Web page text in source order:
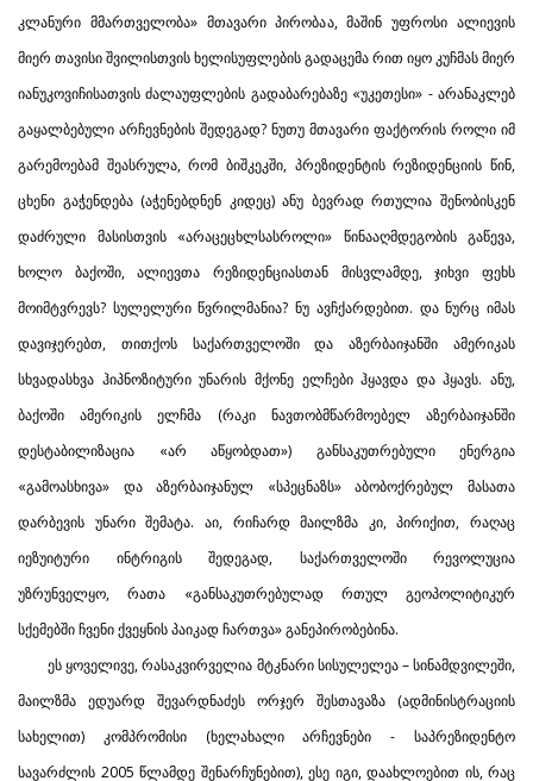
კლანური მმართველობა» მთავარი პირობაა, მაშინ უფროსი ალიევის
მიერ თავისი შვილისთვის ხელისუფლების გადაცემა რით იყო კუჩმას მიერ
იანუკოვიჩისათვის ძალაუფლების გადაბარებაზე «უკეთესი» - არანაკლებ
გაყალბებული არჩევნების შედეგად? ნუთუ მთავარი ფაქტორის როლი იმ
გარემოებამ შეასრულა, რომ ბიშკეკში, პრეზიდენტის რეზიდენციის წინ,
ცხენი გაჭენდება (აჭენებდნენ კიდეც) ანუ ბევრად რთულია შენობისკენ
დაძრული მასისთვის «არაცეცხლსასროლი» წინააღმდეგობის გაწევა,
ხოლო ბაქოში, ალიევთა რეზიდენციასთან მისვლამდე, ჯიხვი ფეხს
მოიმტვრევს? სულელური წვრილმანია? ნუ ავჩქარდებით. და ნურც იმას
დავიჯერებთ, თითქოს საქართველოში და აზერბაიჯანში ამერიკას
სხვადასხვა ჰიპნოზიტური უნარის მქონე ელჩები ჰყავდა და ჰყავს. ანუ,
ბაქოში ამერიკის ელჩმა (რაკი ნავთობმწარმოებელ აზერბაიჯანში
დესტაბილიზაცია «არ აწყობდათ») განსაკუთრებული ენერგია
«გამოასხივა» და აზერბაიჯანულ «სპეცნაზს» აბობოქრებულ მასათა
დარბევის უნარი შემატა. აი, რიჩარდ მაილზმა კი, პირიქით, რაღაც
იეზუიტური ინტრიგის შედეგად, საქართველოში რევოლუცია
უზრუნველყო, რათა «განსაკუთრებულად რთულ გეოპოლიტიკურ
სქემებში ჩვენი ქვეყნის პაიკად ჩართვა» განეპირობებინა.
ეს ყოველივე, რასაკვირველია მტკნარი სისულელეა – სინამდვილეში,
მაილზმა ედუარდ შევარდნაძეს ორჯერ შესთავაზა (ადმინისტრაციის
სახელით) კომპრომისი (ხელახალი არჩევნები - საპრეზიდენტო
სავარძლის 2005 წლამდე შენარჩუნებით), ესე იგი, დაახლოებით ის, რაც